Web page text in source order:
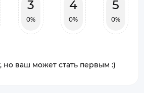
3
0%
4
0%
5
0%
но ваш может стать первым :)